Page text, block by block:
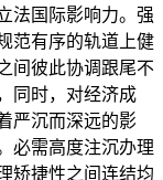
法国际影响力。强
范有序的轨道上健
间彼此协调跟尾不
同时，对经济成
严沉而深远的影
必需高度注沉办理
矫捷性之间连结均